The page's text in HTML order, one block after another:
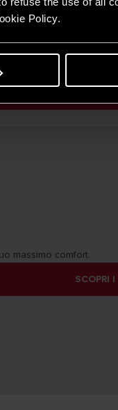
Policy.
con massimo
massimo comfort.
SCOPRI